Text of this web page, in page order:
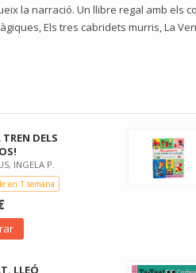
la narració. Un llibre regal amb els
Els tres cabridets murris, La
TREN DELS
INGELA P.
en 1 semana
LLEÓ